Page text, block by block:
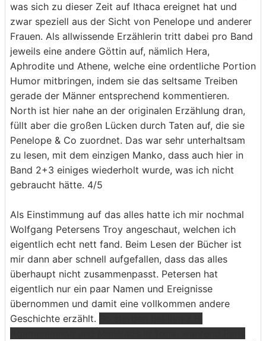
was sich zu dieser Zeit auf Ithaca ereignet hat und
zwar speziell aus der Sicht von Penelope und anderer
Frauen. Als allwissende Erzählerin tritt dabei pro Band
jeweils eine andere Göttin auf, nämlich Hera,
Aphrodite und Athene, welche eine ordentliche Portion
Humor mitbringen, indem sie das seltsame Treiben
gerade der Männer entsprechend kommentieren.
North ist hier nahe an der originalen Erzählung dran,
füllt aber die großen Lücken durch Taten auf, die sie
Penelope & Co zuordnet. Das war sehr unterhaltsam
zu lesen, mit dem einzigen Manko, dass auch hier in
Band 2+3 einiges wiederholt wurde, was ich nicht
gebraucht hätte. 4/5
Als Einstimmung auf das alles hatte ich mir nochmal
Wolfgang Petersens Troy angeschaut, welchen ich
eigentlich echt nett fand. Beim Lesen der Bücher ist
mir dann aber schnell aufgefallen, dass das alles
überhaupt nicht zusammenpasst. Petersen hat
eigentlich nur ein paar Namen und Ereignisse
übernommen und damit eine vollkommen andere
Geschichte erzählt.